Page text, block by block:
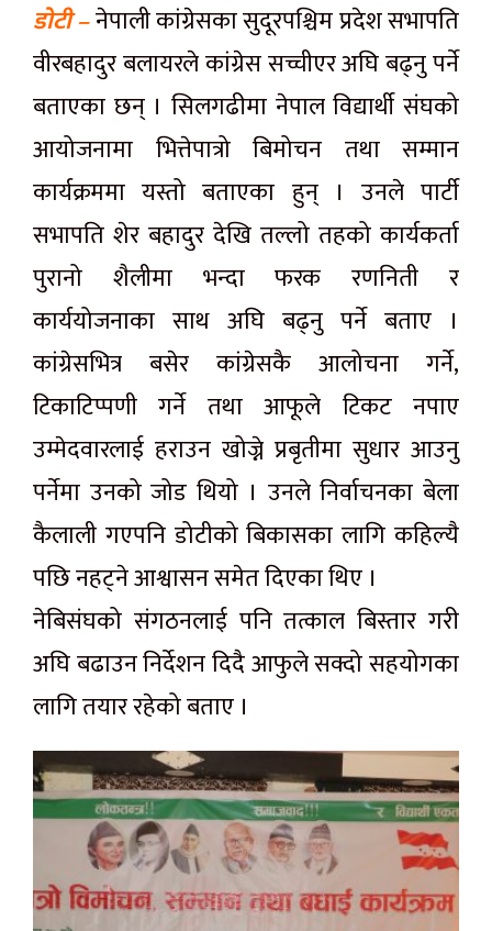
डोटी –नेपाली कांग्रेसका सुदूरपश्चिम प्रदेश सभापति
वीरबहादुर बलायरले कांग्रेस सच्चीएर अघि बढ्नु पर्ने
बताएका छन् । सिलगढीमा नेपाल विद्यार्थी संघको
आयोजनामा भित्तेपात्रो बिमोचन तथा सम्मान
कार्यक्रममा यस्तो बताएका हुन् । उनले पार्टी
सभापति शेर बहादुर देखि तल्लो तहको कार्यकर्ता
पुरानो शैलीमा भन्दा फरक रणनिती र
कार्ययोजनाका साथ अघि बढ्नु पर्ने बताए ।
कांग्रेसभित्र बसेर कांग्रेसकै आलोचना गर्ने,
टिकाटिप्पणी गर्ने तथा आफूले टिकट नपाए
उम्मेदवारलाई हराउन खोज्ने प्रबृतीमा सुधार आउनु
पर्नेमा उनको जोड थियो । उनले निर्वाचनका बेला
कैलाली गएपनि डोटीको बिकासका लागि कहिल्यै
पछि नहट्ने आश्वासन समेत दिएका थिए ।
नेबिसंघको संगठनलाई पनि तत्काल बिस्तार गरी
अघि बढाउन निर्देशन दिदै आफुले सक्दो सहयोगका
लागि तयार रहेको बताए ।